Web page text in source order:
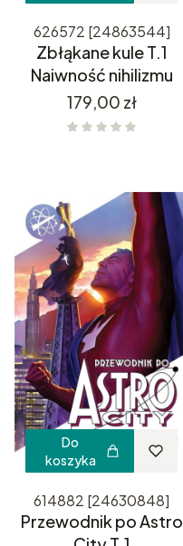
626572 [24863544]
Zbłąkane kule T.1
Naiwność nihilizmu
Cena
179,00 zł
Do
koszyka
614882 [24630848]
Przewodnik po Astro